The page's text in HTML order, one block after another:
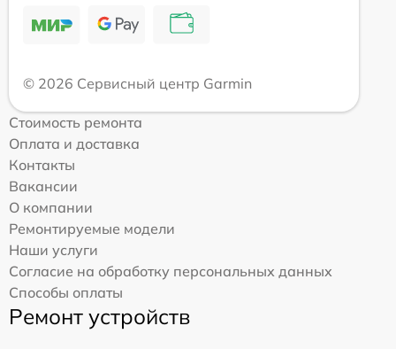
© 2026 Сервисный центр Garmin
Стоимость ремонта
Оплата и доставка
Контакты
Вакансии
О компании
Ремонтируемые модели
Наши услуги
Согласие на обработку персональных данных
Способы оплаты
Ремонт устройств